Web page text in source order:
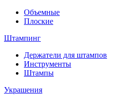
Объемные
Плоские
Штампинг
Держатели для штампов
Инструменты
Штампы
Украшения